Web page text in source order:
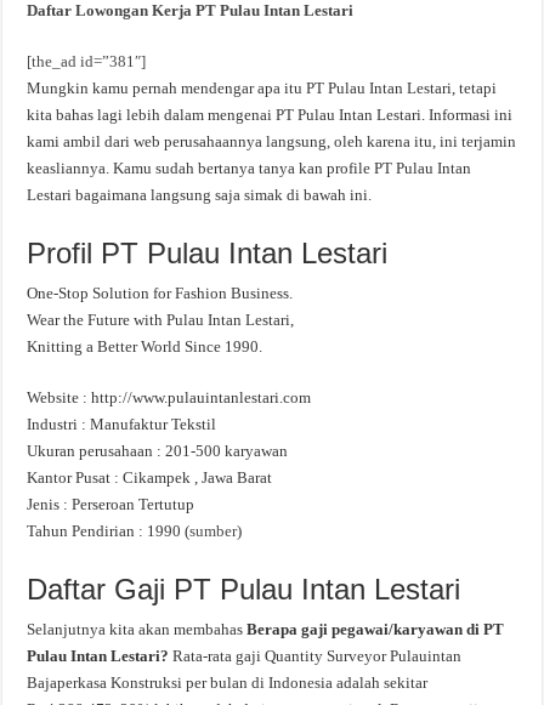
Daftar Lowongan Kerja PT Pulau Intan Lestari
[the_ad id=”381″]
Mungkin kamu pernah mendengar apa itu PT Pulau Intan Lestari, tetapi
kita bahas lagi lebih dalam mengenai PT Pulau Intan Lestari. Informasi ini
kami ambil dari web perusahaannya langsung, oleh karena itu, ini terjamin
keasliannya. Kamu sudah bertanya tanya kan profile PT Pulau Intan
Lestari bagaimana langsung saja simak di bawah ini.
Profil PT Pulau Intan Lestari
One-Stop Solution for Fashion Business.
Wear the Future with Pulau Intan Lestari,
Knitting a Better World Since 1990.
Website : http://www.pulauintanlestari.com
Industri : Manufaktur Tekstil
Ukuran perusahaan : 201-500 karyawan
Kantor Pusat : Cikampek , Jawa Barat
Jenis : Perseroan Tertutup
Tahun Pendirian : 1990 (sumber)
Daftar Gaji PT Pulau Intan Lestari
Selanjutnya kita akan membahasBerapa gaji pegawai/karyawan di PT
Pulau Intan Lestari?Rata-rata gaji Quantity Surveyor Pulauintan
Bajaperkasa Konstruksi per bulan di Indonesia adalah sekitar